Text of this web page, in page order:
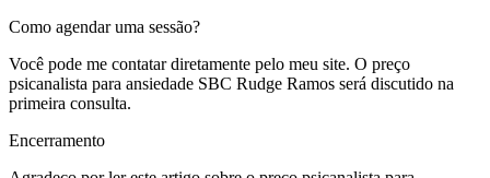
Como agendar uma sessão?
Você pode me contatar diretamente pelo meu site. O preço
psicanalista para ansiedade SBC Rudge Ramos será discutido na
primeira consulta.
Encerramento